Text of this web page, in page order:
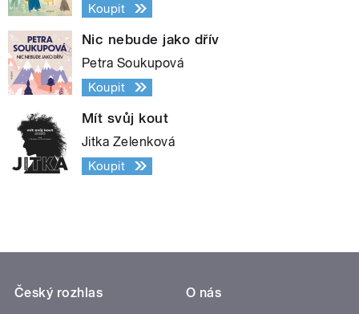
Koupit
Nic nebude jako dřív
Petra Soukupová
Koupit
Mít svůj kout
Jitka Zelenková
Koupit
Český rozhlas
O nás